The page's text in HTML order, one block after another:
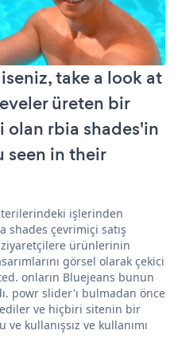
take a look at
üreten bir
olan rbia shades'in
seen in their
işlerinden
shades çevrimiçi satış
ürünlerinin
görsel olarak çekici
onların Bluejeans bunun
powr slider'ı bulmadan önce
ve hiçbiri sitenin bir
kullanışsız ve kullanımı